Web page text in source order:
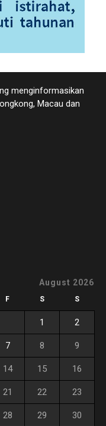
menginformasikan
Macau dan
August 2026
F S S
1 2
7 8 9
14 15 16
21 22 23
28 29 30